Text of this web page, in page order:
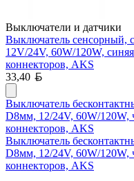
Выключатели и датчики
Выключатель сенсорный,
12V/24V, 60W/120W,
коннекторов, AKS
33,40
Выключатель
D8мм, 12/24V, 60W/120W,
коннекторов, AKS
Выключатель
D8мм, 12/24V, 60W/120W,
коннекторов, AKS